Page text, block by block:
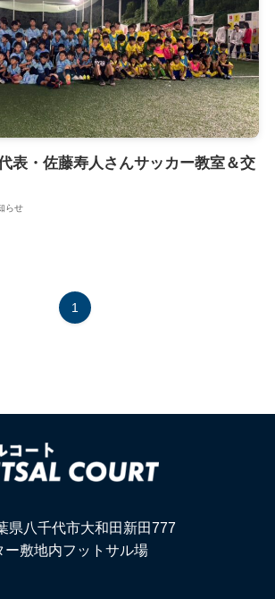
表・佐藤寿人さんサッカー教室＆交
らせ
1
八千代市大和田新田777
ー敷地内フットサル場